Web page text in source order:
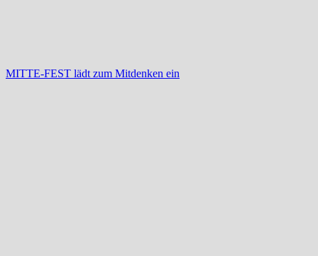
MITTE-FEST lädt zum Mitdenken ein